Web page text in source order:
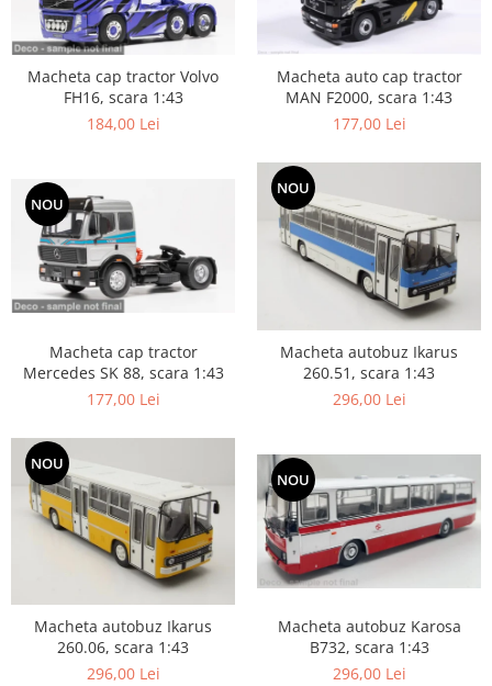
Macheta cap tractor Volvo
FH16, scara 1:43
184,00 Lei
Macheta auto cap tractor
MAN F2000, scara 1:43
177,00 Lei
NOU
Macheta cap tractor
Mercedes SK 88, scara 1:43
177,00 Lei
NOU
Macheta autobuz Ikarus
260.51, scara 1:43
296,00 Lei
NOU
Macheta autobuz Ikarus
260.06, scara 1:43
296,00 Lei
NOU
Macheta autobuz Karosa
B732, scara 1:43
296,00 Lei